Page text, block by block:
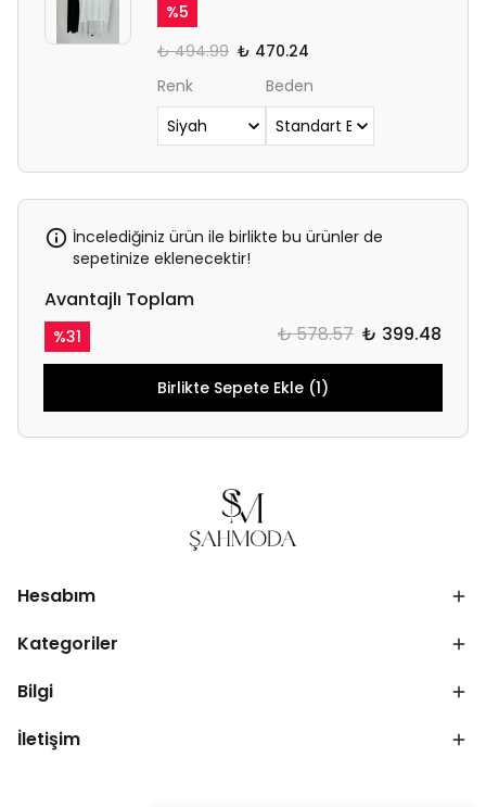
%5
₺ 494.99 ₺ 470.24
Renk
Beden
İncelediğiniz ürün ile birlikte bu ürünler de
sepetinize eklenecektir!
Avantajlı Toplam
%31 ₺ 578.57 ₺ 399.48
Birlikte Sepete Ekle (1)
Hesabım
Kategoriler
Bilgi
İletişim